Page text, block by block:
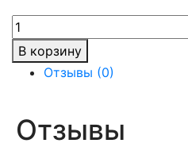
Количество
товара
Лист
алюминиевый
(АМг5М)
5x1250x2500
В корзину
Отзывы (0)
Отзывы